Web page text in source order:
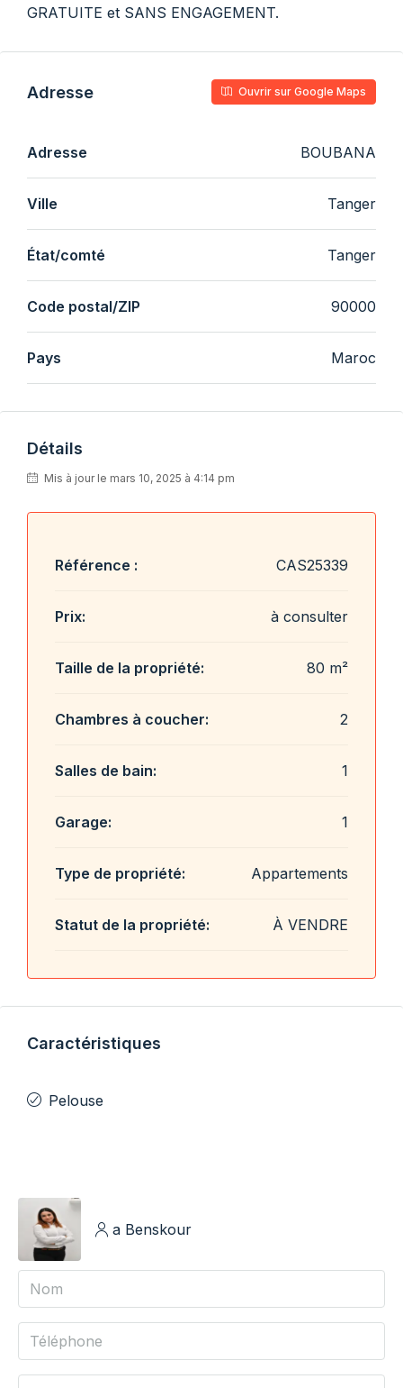
GRATUITE et SANS ENGAGEMENT.
Adresse Ouvrir sur Google Maps
Adresse BOUBANA
Ville Tanger
État/comté Tanger
Code postal/ZIP 90000
Pays Maroc
Détails
Mis à jour le mars 10, 2025 à 4:14 pm
Référence : CAS25339
Prix: à consulter
Taille de la propriété: 80 m²
Chambres à coucher: 2
Salles de bain: 1
Garage: 1
Type de propriété: Appartements
Statut de la propriété: À VENDRE
Caractéristiques
Pelouse
a Benskour